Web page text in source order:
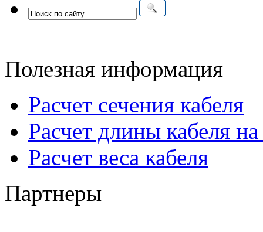
Полезная информация
Расчет сечения кабеля
Расчет длины кабеля
Расчет веса кабеля
Партнеры